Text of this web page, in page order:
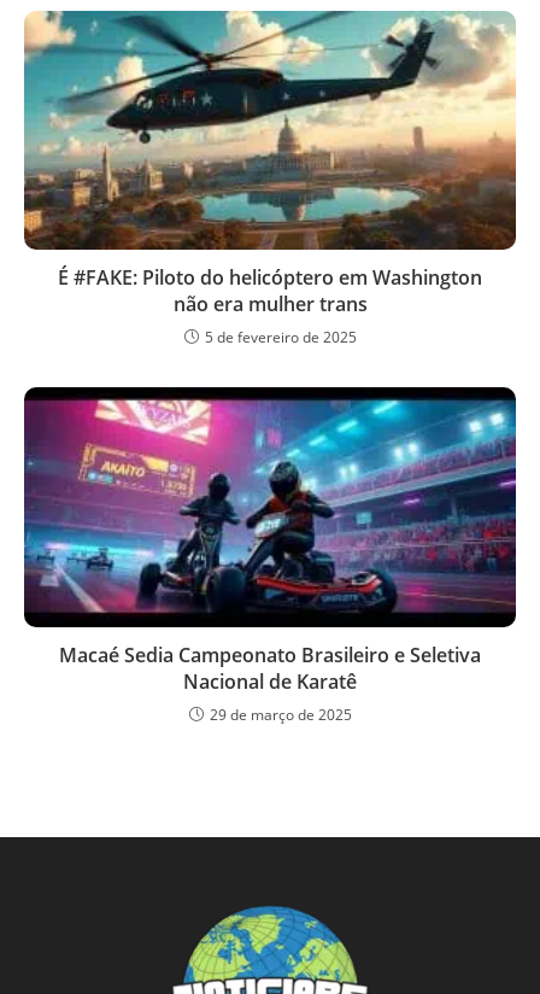
É #FAKE: Piloto do helicóptero em Washington
não era mulher trans
5 de fevereiro de 2025
Macaé Sedia Campeonato Brasileiro e Seletiva
Nacional de Karatê
29 de março de 2025